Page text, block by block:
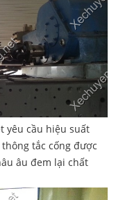
yêu cầu hiệu suất
tắc cống được
âu đem lại chất